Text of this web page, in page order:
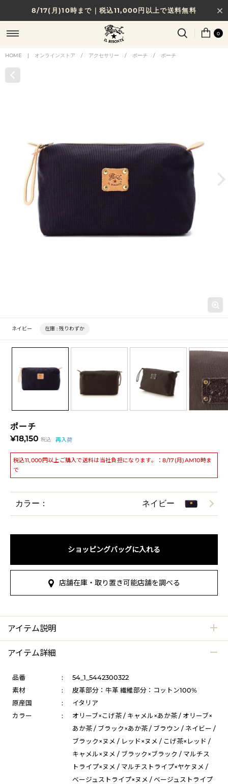
8/17(月)10時まで｜税込11,000円以上で送料無料
贈る相手やシーンから選べる、新しいギフトガイド
NEW IN｜COLOR LEATHER
0
HOME | オンラインストア / アクセサリー / ポーチ / ポーチ
ポーチ
¥18,150 税込 再入荷
税込11,000円以上ご購入で送料は当社負担になります。：8/17(月)AM10時ま
で
ネイビー 在庫 : 残りわずか
カラー： ネイビー
ショッピングバッグに入れる
店舗在庫・取り置き可能店舗を調べる
アイテム説明
アイテム詳細
品番 :
54_1_5442300322
素材
:
皮革部分：牛革 繊維部分：コットン100%
原産国
:
イタリア
カラー
:
オリーブ×こげ茶 / キャメル×あか茶 / オリーブ×
あか茶 / ブラック×あか茶 / ブラウン / ネイビー /
ブラック×ヌメ / レッド×ヌメ / こげ茶×レッド /
キャメル×ヌメ / ブラック×ブラック / マルチス
トライプ×ヌメ / マルチストライプ×ヤケヌメ /
ベージュストライプ×ヌメ / ベージュストライプ